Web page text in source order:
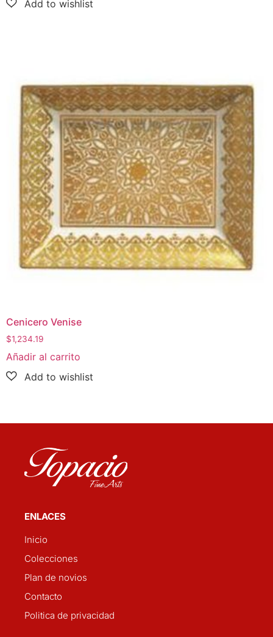
Cenicero Venise
$1,234.19
Añadir al carrito
ENLACES
Inicio
Colecciones
Plan de novios
Contacto
Politica de privacidad